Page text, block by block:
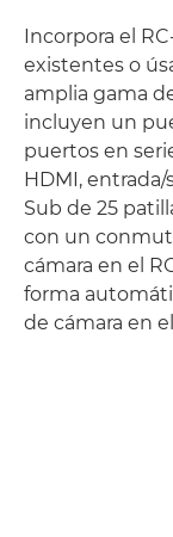
Incorpora el
existentes o
amplia gama
incluyen un
puertos en
HDMI, entrada/
Sub de 25
con un
cámara en el
forma
de cámara en